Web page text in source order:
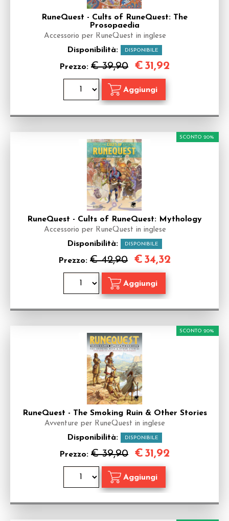
RuneQuest - Cults of RuneQuest: The
Prosopaedia
Accessorio per RuneQuest in inglese
Disponibilità: DISPONIBILE
Prezzo: € 39,90 € 31,92
RuneQuest - Cults of RuneQuest: Mythology
Accessorio per RuneQuest in inglese
Disponibilità: DISPONIBILE
Prezzo: € 42,90
SCONTO 20%
€ 34,32
RuneQuest - The Smoking Ruin & Other Stories
Avventure per RuneQuest in inglese
Disponibilità: DISPONIBILE
Prezzo: € 39,90
SCONTO 20%
€ 31,92